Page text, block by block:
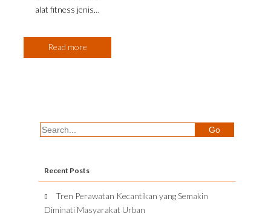
alat fitness jenis…
Read more
Recent Posts
Tren Perawatan Kecantikan yang Semakin
Diminati Masyarakat Urban